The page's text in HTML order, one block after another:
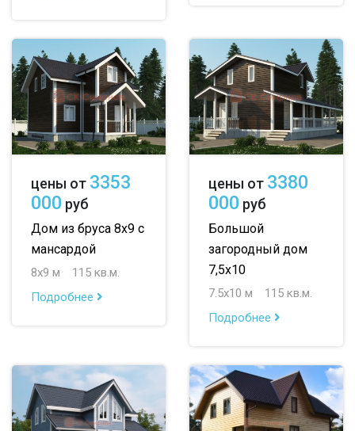
цены от 3353
000 руб
Дом из бруса 8х9 с
мансардой
8х9 м
115 кв.м.
Подробнее
цены от 3380
000 руб
Большой
загородный дом
7,5х10
7.5х10 м
115 кв.м.
Подробнее